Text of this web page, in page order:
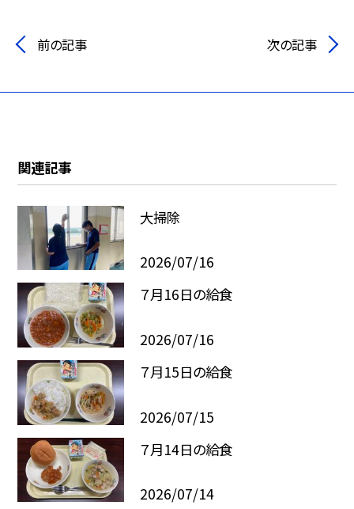
前の記事 次の記事
関連記事
大掃除
2026/07/16
７月16日の給食
2026/07/16
７月15日の給食
2026/07/15
７月14日の給食
2026/07/14